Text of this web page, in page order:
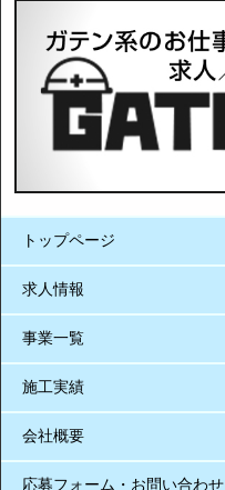
トップページ
求人情報
事業一覧
施工実績
会社概要
応募フォーム・お問い合わせ